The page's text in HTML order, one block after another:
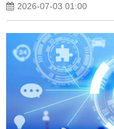
2026-07-03 01:00